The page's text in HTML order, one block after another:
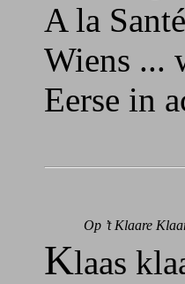
A la
Wiens ...
Eerse in
Op ’t Klaare
Klaas